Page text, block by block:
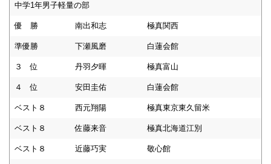
中学1年男子軽量の部
優 勝 南出和志 極真関西
準優勝 下瀬風磨 白蓮会館
３ 位 丹羽夕暉 極真富山
４ 位 安田圭佑 白蓮会館
ベスト８ 西元翔陽 極真東京東久留米
ベスト８ 佐藤来音 極真北海道江別
ベスト８ 近藤巧実 敬心館